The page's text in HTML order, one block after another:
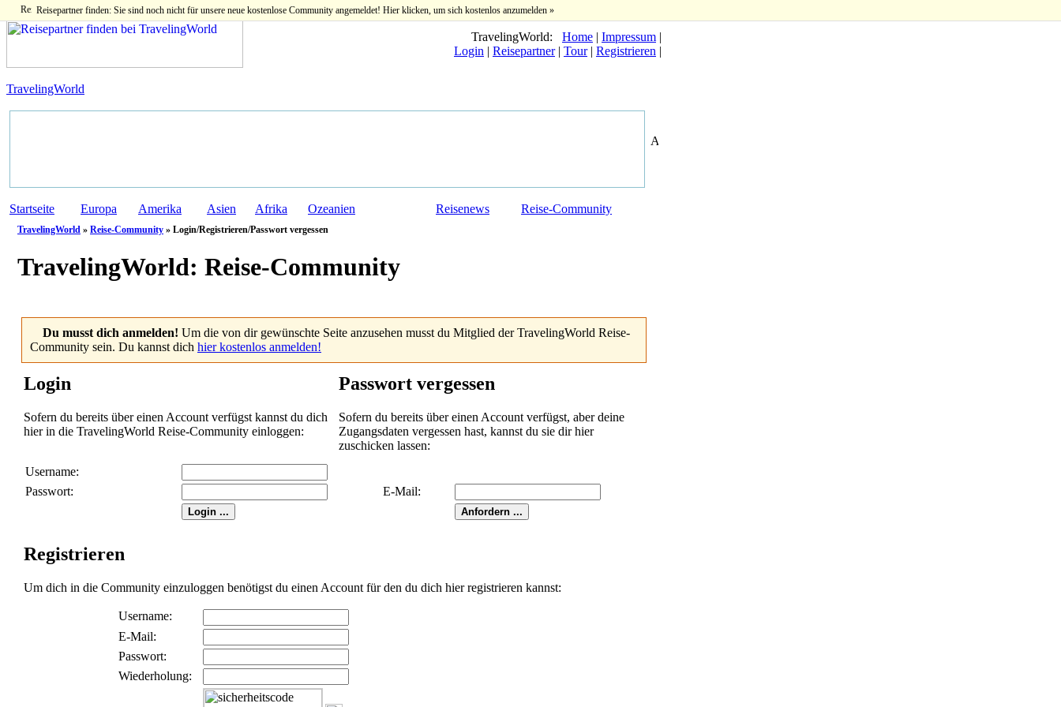
Reisepartner finden: Sie sind noch nicht für unsere neue kostenlose Community angemeldet! Hier klicken, um sich kostenlos anzumelden »
TravelingWorld: Home | Impressum |
Login | Reisepartner| Tour| Registrieren |
TravelingWorld
Startseite Europa Amerika Asien Afrika Ozeanien Reisenews Reise-Community
TravelingWorld » Reise-Community » Login/Registrieren/Passwort vergessen
TravelingWorld: Reise-Community
Du musst dich anmelden! Um die von dir gewünschte Seite anzusehen musst du Mitglied der TravelingWorld Reise-
Community sein. Du kannst dich hier kostenlos anmelden!
Login
Sofern du bereits über einen Account verfügst kannst du dich
hier in die TravelingWorld Reise-Community einloggen:
Passwort vergessen
Sofern du bereits über einen Account verfügst, aber deine
Zugangsdaten vergessen hast, kannst du sie dir hier
zuschicken lassen:
Username:
Passwort:
E-Mail:
Registrieren
Um dich in die Community einzuloggen benötigst du einen Account für den du dich hier registrieren kannst:
Username:
E-Mail:
Passwort:
Wiederholung: